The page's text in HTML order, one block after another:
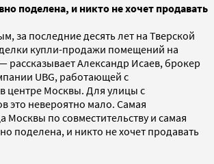
поделена, и никто не хочет продавать
за последние десять лет на Тверской
купли-продажи помещений на
рассказывает Александр Исаев, брокер
UBG, работающей с
центре Москвы. Для улицы с
это невероятно мало. Самая
Москвы по совместительству и самая
поделена, и никто не хочет продавать